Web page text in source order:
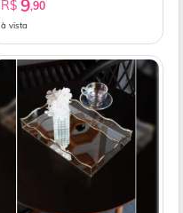
R$ 9,90
à vista